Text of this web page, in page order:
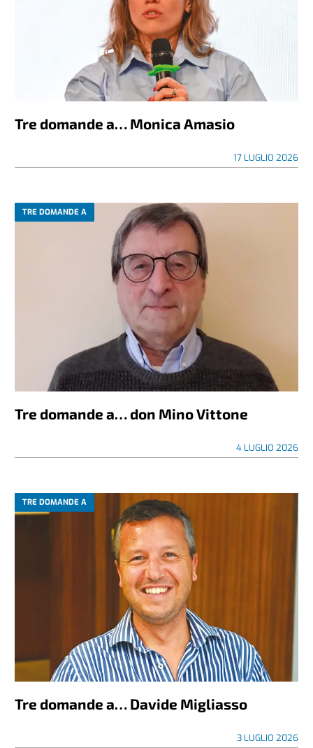
Tre domande a… Monica Amasio
17 LUGLIO 2026
TRE DOMANDE A
Tre domande a… don Mino Vittone
4 LUGLIO 2026
TRE DOMANDE A
Tre domande a… Davide Migliasso
3 LUGLIO 2026